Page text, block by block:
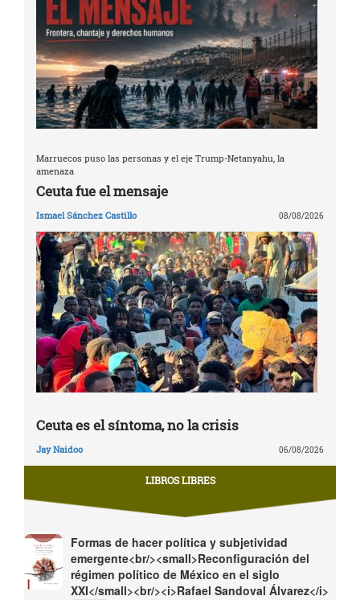
Marruecos puso las personas y el eje Trump-Netanyahu, la
amenaza
Ceuta fue el mensaje
Ismael Sánchez Castillo 08/08/2026
Ceuta es el síntoma, no la crisis
Jay Naidoo 06/08/2026
LIBROS LIBRES
Formas de hacer política y subjetividad
emergente<br/><small>Reconfiguración del
régimen político de México en el siglo
XXI</small><br/><i>Rafael Sandoval Álvarez</i>